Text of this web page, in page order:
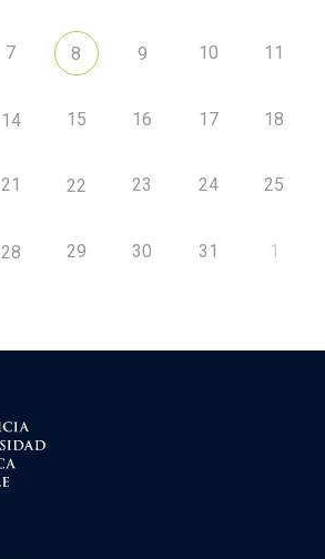
7 8 9 10 11
14 15 16 17 18
21 22 23 24 25
28 29 30 31 1